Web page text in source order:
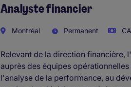
Analyste financier
Montréal Permanent
Relevant de la direction
auprès des équipes
l'analyse de la performance, au